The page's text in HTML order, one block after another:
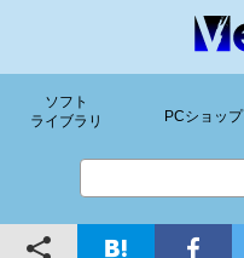
ソフト
ライブラリ
PCショップ